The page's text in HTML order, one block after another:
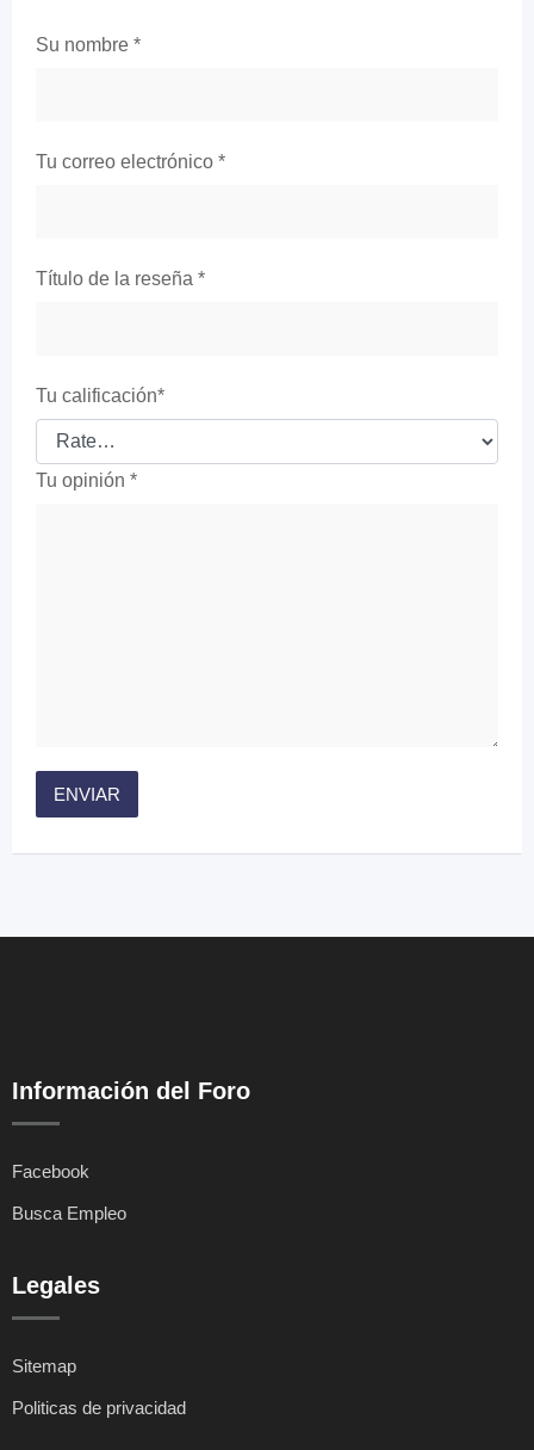
Su nombre *
Tu correo electrónico *
Título de la reseña *
Tu calificación*
Tu opinión *
Información del Foro
Facebook
Busca Empleo
Legales
Sitemap
Politicas de privacidad